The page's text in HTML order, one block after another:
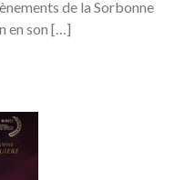
de la Sorbonne
en son […]